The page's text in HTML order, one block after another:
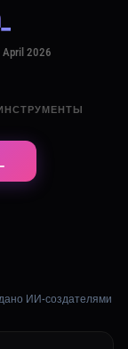
2026
ИИ-создателями